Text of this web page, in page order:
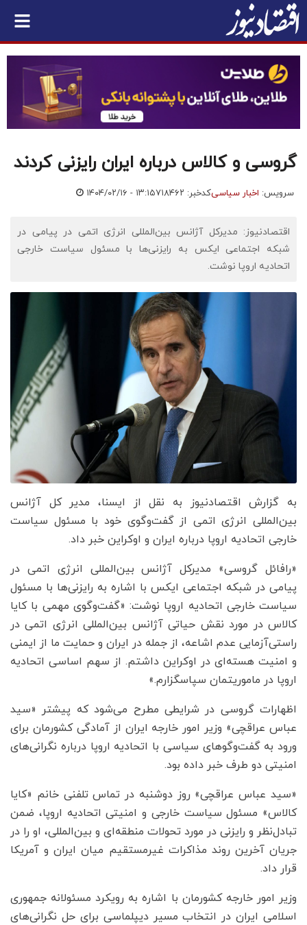
گروسی و کالاس درباره ایران رایزنی کردند
سرویس: اخبار سیاسیکدخبر: ۷۱۸۴۶۲ ۱۴۰۴/۰۲/۱۶ - ۱۳:۱۵
اقتصادنیوز: مدیرکل آژانس بین‌المللی انرژی اتمی در پیامی در
شبکه اجتماعی ایکس به رایزنی‌ها با مسئول سیاست خارجی
اتحادیه اروپا نوشت.
به گزارش اقتصادنیوز به نقل از ایسنا، مدیر کل آژانس
بین‌المللی انرژی اتمی از گفت‌وگوی خود با مسئول سیاست
خارجی اتحادیه اروپا درباره ایران و اوکراین خبر داد.
«رافائل گروسی» مدیرکل آژانس بین‌المللی انرژی اتمی در
پیامی در شبکه اجتماعی ایکس با اشاره به رایزنی‌ها با مسئول
سیاست خارجی اتحادیه اروپا نوشت: «گفت‌وگوی مهمی با کایا
کالاس در مورد نقش حیاتی آژانس بین‌المللی انرژی اتمی در
راستی‌آزمایی عدم اشاعه، از جمله در ایران و حمایت ما از ایمنی
و امنیت هسته‌ای در اوکراین داشتم. از سهم اساسی اتحادیه
اروپا در ماموریتمان سپاسگزارم.»
اظهارات گروسی در شرایطی مطرح می‌شود که پیشتر «سید
عباس عراقچی» وزیر امور خارجه ایران از آمادگی کشورمان برای
ورود به گفت‌وگوهای سیاسی با اتحادیه اروپا درباره نگرانی‌های
امنیتی دو طرف خبر داده بود.
«سید عباس عراقچی» روز دوشنبه در تماس تلفنی خانم «کایا
کالاس» مسئول سیاست خارجی و امنیتی اتحادیه اروپا، ضمن
تبادل‌نظر و رایزنی در مورد تحولات منطقه‌ای و بین‌المللی، او را در
جریان آخرین روند مذاکرات غیرمستقیم میان ایران و آمریکا
قرار داد.
وزیر امور خارجه کشورمان با اشاره به رویکرد مسئولانه جمهوری
اسلامی ایران در انتخاب مسیر دیپلماسی برای حل نگرانی‌های